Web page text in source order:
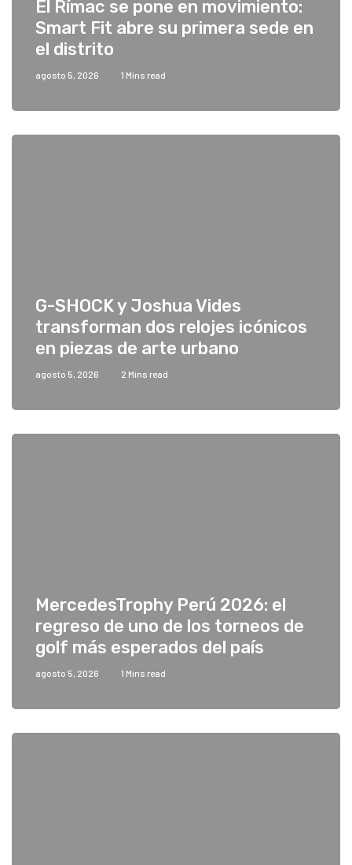
El Rímac se pone en movimiento:
Smart Fit abre su primera sede en
el distrito
agosto 5, 2026 1 Mins read
G-SHOCK y Joshua Vides
transforman dos relojes icónicos
en piezas de arte urbano
agosto 5, 2026 2 Mins read
MercedesTrophy Perú 2026: el
regreso de uno de los torneos de
golf más esperados del país
agosto 5, 2026 1 Mins read